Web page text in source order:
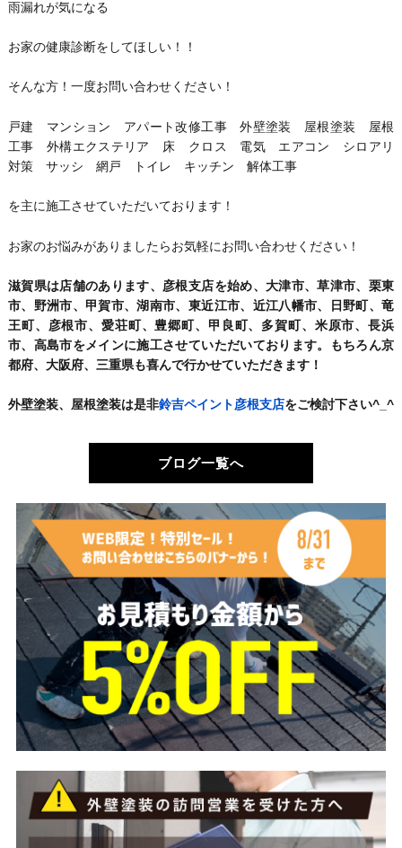
雨漏れが気になる
お家の健康診断をしてほしい！！
そんな方！一度お問い合わせください！
戸建 マンション アパート改修工事 外壁塗装 屋根塗装 屋根
工事 外構エクステリア 床 クロス 電気 エアコン シロアリ
対策 サッシ 網戸 トイレ キッチン 解体工事
を主に施工させていただいております！
お家のお悩みがありましたらお気軽にお問い合わせください！
滋賀県は店舗のあります、彦根支店を始め、大津市、草津市、栗東
市、野洲市、甲賀市、湖南市、東近江市、近江八幡市、日野町、竜
王町、彦根市、愛荘町、豊郷町、甲良町、多賀町、米原市、長浜
市、高島市をメインに施工させていただいております。もちろん京
都府、大阪府、三重県も喜んで行かせていただきます！
外壁塗装、屋根塗装は是非鈴吉ペイント彦根支店をご検討下さい^_^
ブログ一覧へ